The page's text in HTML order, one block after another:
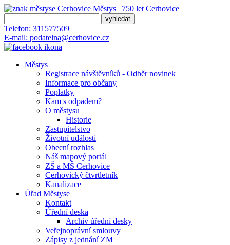
Městys | 750 let Cerhovice
Telefon: 311577509
E-mail: podatelna@cerhovice.cz
Městys
Registrace návštěvníků - Odběr novinek
Informace pro občany
Poplatky
Kam s odpadem?
O městysu
Historie
Zastupitelstvo
Životní události
Obecní rozhlas
Náš mapový portál
ZŠ a MŠ Cerhovice
Cerhovický čtvrtletník
Kanalizace
Úřad Městyse
Kontakt
Úřední deska
Archiv úřední desky
Veřejnoprávní smlouvy
Zápisy z jednání ZM